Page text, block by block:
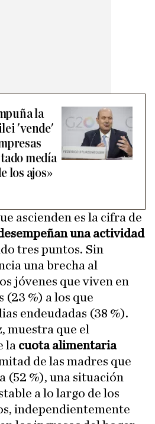
la
'vende'
medía
los ajos»
ascienden es la cifra de
una actividad
tres puntos. Sin
una brecha al
jóvenes que viven en
(23 %) a los que
endeudadas (38 %).
muestra que el
la cuota alimentaria
de las madres que
(52 %), una situación
a lo largo de los
independientemente